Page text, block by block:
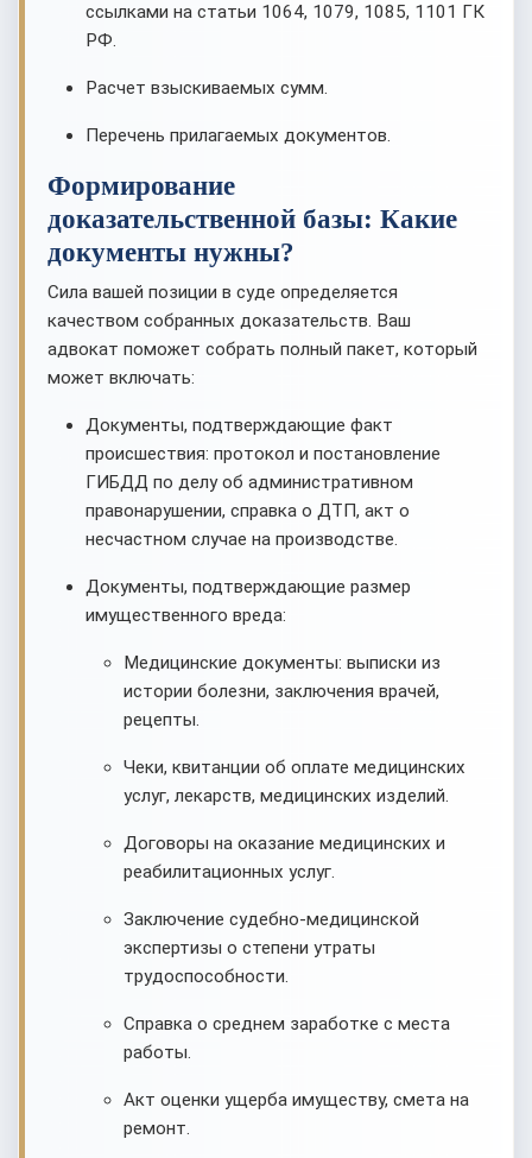
ссылками на статьи 1064, 1079, 1085, 1101 ГК
РФ.
Расчет взыскиваемых сумм.
Перечень прилагаемых документов.
Формирование
доказательственной базы: Какие
документы нужны?
Сила вашей позиции в суде определяется
качеством собранных доказательств. Ваш
адвокат поможет собрать полный пакет, который
может включать:
Документы, подтверждающие факт
происшествия: протокол и постановление
ГИБДД по делу об административном
правонарушении, справка о ДТП, акт о
несчастном случае на производстве.
Документы, подтверждающие размер
имущественного вреда:
Медицинские документы: выписки из
истории болезни, заключения врачей,
рецепты.
Чеки, квитанции об оплате медицинских
услуг, лекарств, медицинских изделий.
Договоры на оказание медицинских и
реабилитационных услуг.
Заключение судебно-медицинской
экспертизы о степени утраты
трудоспособности.
Справка о среднем заработке с места
работы.
Акт оценки ущерба имуществу, смета на
ремонт.